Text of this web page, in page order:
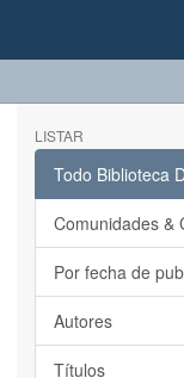
LISTAR
Todo Biblioteca
Comunidades &
Por fecha de
Autores
Títulos